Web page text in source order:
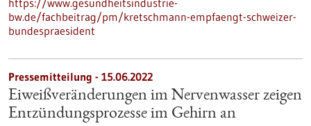
https://www.gesundheitsindustrie-
bw.de/fachbeitrag/pm/kretschmann-empfaengt-schweizer-
bundespraesident
Pressemitteilung - 15.06.2022
Eiweißveränderungen im Nervenwasser zeigen
Entzündungsprozesse im Gehirn an